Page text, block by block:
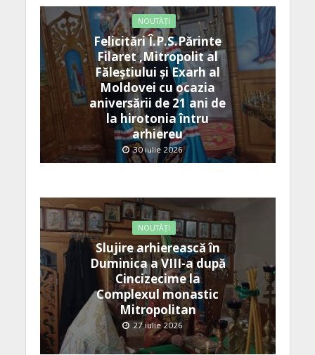
NOUTĂȚI
Felicitări Î.P.S.Părinte
Filaret ,Mitropolit al
Făleștiului și Exarh al
Moldovei cu ocazia
aniversării de 21 ani de
la hirotonia întru
arhiereu
30 iulie 2026
NOUTĂȚI
Slujire arhierească în
Duminica a VIII-a după
Cincizecime la
Complexul monastic
Mitropolitan
27 iulie 2026